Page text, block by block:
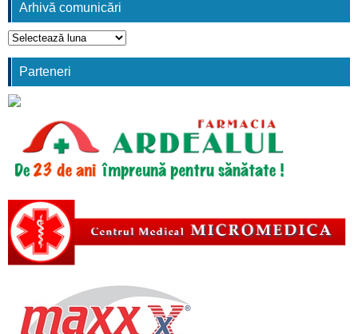
Arhivă comunicări
Arhivă
comunicări
Parteneri